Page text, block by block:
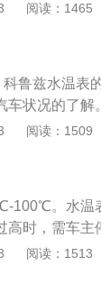
下是水温表
路；4、供
阅读：1465
科鲁兹水温
车状况的了
度时，再继
器导线接线
阅读：1509
100℃。水温
高时，需车
温表不动的
阅读：1513